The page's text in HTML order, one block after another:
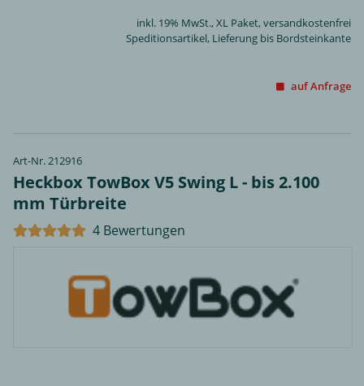
inkl. 19% MwSt.,XL Paket, versandkostenfrei
Speditionsartikel, Lieferung bis Bordsteinkante
auf Anfrage
Art-Nr. 212916
Heckbox TowBox V5 Swing L - bis 2.100
mm Türbreite
4 Bewertungen